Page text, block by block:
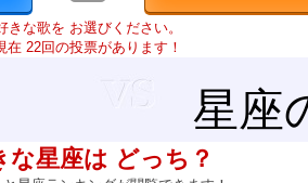
きな歌を お選びください。
在 22回の投票があります！
星座
な星座は どっち？